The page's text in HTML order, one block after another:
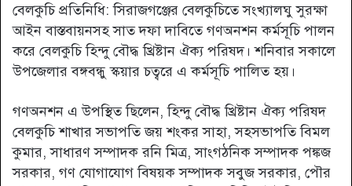
বেলকুচি প্রতিনিধি: সিরাজগঞ্জের বেলকুচিতে সংখ্যালঘু সুরক্ষা
আইন বাস্তবায়নসহ সাত দফা দাবিতে গণঅনশন কর্মসূচি পালন
করে বেলকুচি হিন্দু বৌদ্ধ খ্রিষ্টান ঐক্য পরিষদ। শনিবার সকালে
উপজেলার বঙ্গবন্ধু স্কয়ার চত্বরে এ কর্মসূচি পালিত হয়।
গণঅনশন এ উপস্থিত ছিলেন, হিন্দু বৌদ্ধ খ্রিষ্টান ঐক্য পরিষদ
বেলকুচি শাখার সভাপতি জয় শংকর সাহা, সহসভাপতি বিমল
কুমার, সাধারণ সম্পাদক রনি মিত্র, সাংগঠনিক সম্পাদক পঙ্কজ
সরকার, গণ যোগাযোগ বিষয়ক সম্পাদক সবুজ সরকার, পৌর